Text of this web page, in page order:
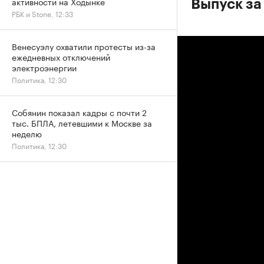
Выпуск
РБК и Stone, 12:33
Венесуэлу охватили протесты из-за
ежедневных отключений
электроэнергии
Политика, 12:30
Собянин показал кадры с почти 2
тыс. БПЛА, летевшими к Москве за
неделю
Политика, 12:30